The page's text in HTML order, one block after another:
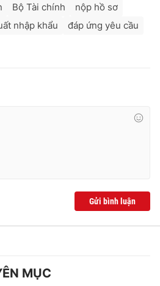
Bộ Tài chính
nộp hồ sơ
nhập khẩu
đáp ứng yêu cầu
Gửi bình luận
MỤC